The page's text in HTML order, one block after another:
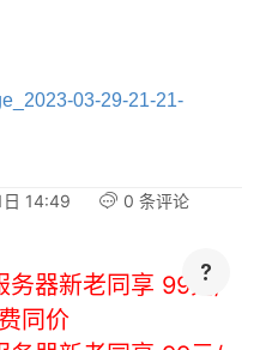
03-29-21-21-
14:49
0 条评论
务器新老同享 99元/
同价